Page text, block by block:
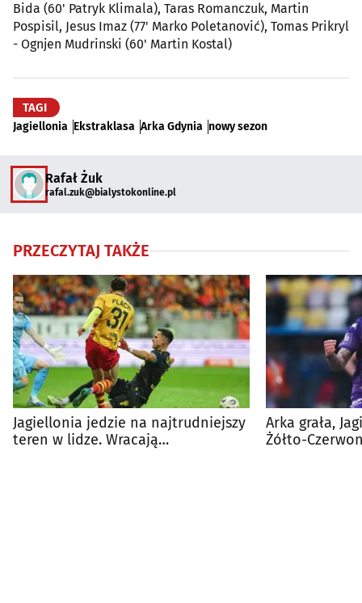
Bida (60' Patryk Klimala), Taras Romanczuk, Martin
Pospisil, Jesus Imaz (77' Marko Poletanović), Tomas Prikryl
- Ognjen Mudrinski (60' Martin Kostal)
TAGI
Jagiellonia Ekstraklasa Arka Gdynia nowy sezon
Rafał Żuk
rafal.zuk@bialystokonline.pl
PRZECZYTAJ TAKŻE
Jagiellonia jedzie na najtrudniejszy
teren w lidze. Wracają
Arka grała,
Żółto-